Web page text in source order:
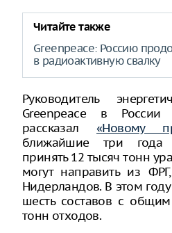
Читайте также
Greenpeace: Россию
в радиоактивную свалку
Руководитель
Greenpeace в
рассказал «Новому
ближайшие три года
принять 12 тысяч тонн
могут направить из
Нидерландов. В этом
шесть составов с
тонн отходов.